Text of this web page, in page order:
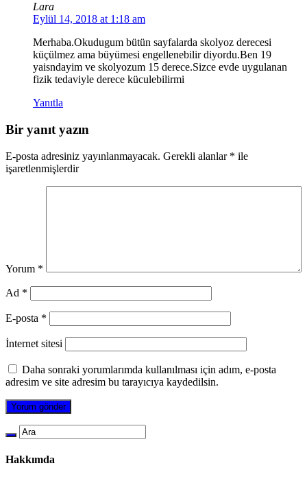
Lara
Eylül 14, 2018 at 1:18 am
Merhaba.Okudugum bütün sayfalarda skolyoz derecesi
küçülmez ama büyümesi engellenebilir diyordu.Ben 19
yaisndayim ve skolyozum 15 derece.Sizce evde uygulanan
fizik tedaviyle derece küculebilirmi
Yanıtla
Bir yanıt yazın
E-posta adresiniz yayınlanmayacak. Gerekli alanlar * ile
işaretlenmişlerdir
Yorum *
Ad *
E-posta *
İnternet sitesi
Daha sonraki yorumlarımda kullanılması için adım, e-posta
adresim ve site adresim bu tarayıcıya kaydedilsin.
Hakkımda